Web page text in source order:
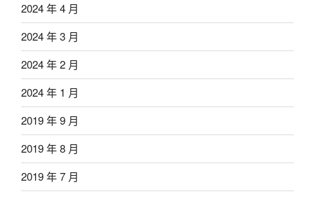
2024 年 4 月
2024 年 3 月
2024 年 2 月
2024 年 1 月
2019 年 9 月
2019 年 8 月
2019 年 7 月